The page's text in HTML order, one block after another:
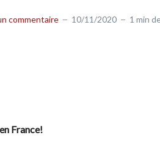
commentaire 10/11/2020 1 min
France!